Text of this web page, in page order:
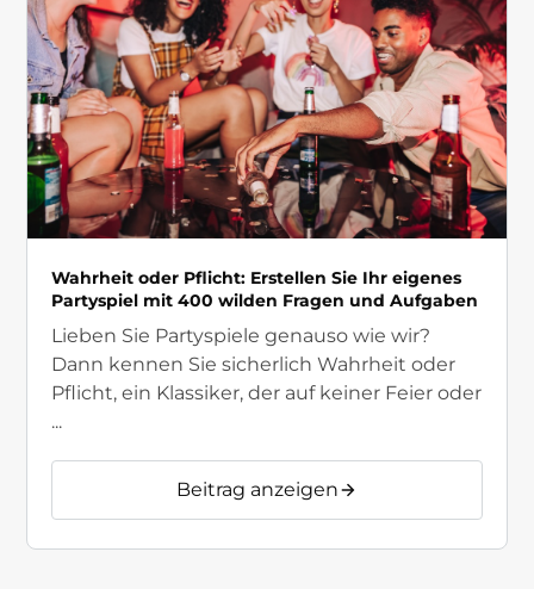
Wahrheit oder Pflicht: Erstellen Sie Ihr eigenes
Partyspiel mit 400 wilden Fragen und Aufgaben
Lieben Sie Partyspiele genauso wie wir?
Dann kennen Sie sicherlich Wahrheit oder
Pflicht, ein Klassiker, der auf keiner Feier oder
...
Beitrag anzeigen